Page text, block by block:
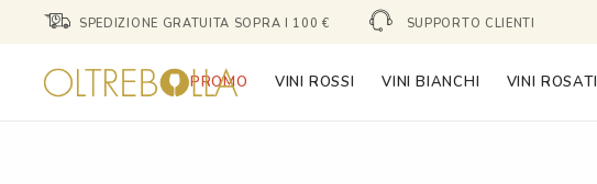
SPEDIZIONE GRATUITA SOPRA I 100 € SUPPORTO CLIENTI
PROMO VINI ROSSI VINI BIANCHI VINI ROSATI